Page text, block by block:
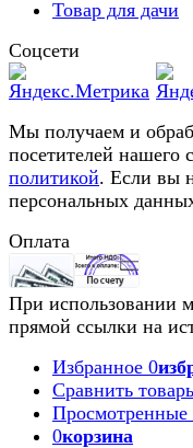
Товар для дачи
Соцсети
Мы получаем и
посетителей нашего
политикой. Если вы
персональных
Оплата
При использовании
прямой ссылки на
Избранное 0
Сравнить
Просмотренные
0корзина